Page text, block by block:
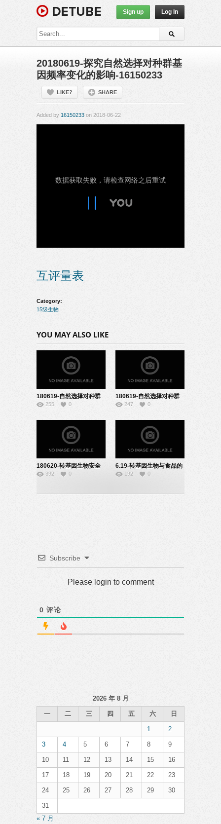
Sign up Log In
20180619-探究自然选择对种群基
因频率变化的影响-16150233
LIKE? SHARE
Added by 16150233 on 2018-06-22
互评量表
Category:
15级生物
YOU MAY ALSO LIKE
180619-自然选择对种群
基因频率变化的影
255 0
180619-自然选择对种群
基因频率的影
247 0
180620-转基因生物安全
性-22150922
392 0
6.19-转基因生物与食品的
安全性研究-22150936
192 0
Subscribe
Please login to comment
0 评论
2026 年 8 月
一 二 三 四 五 六 日
1 2
3 4 5 6 7 8 9
10 11 12 13 14 15 16
17 18 19 20 21 22 23
24 25 26 27 28 29 30
31
« 7 月